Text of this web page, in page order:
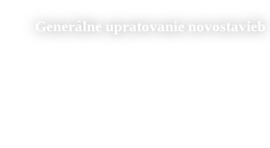
Generálne upratovanie novostavieb